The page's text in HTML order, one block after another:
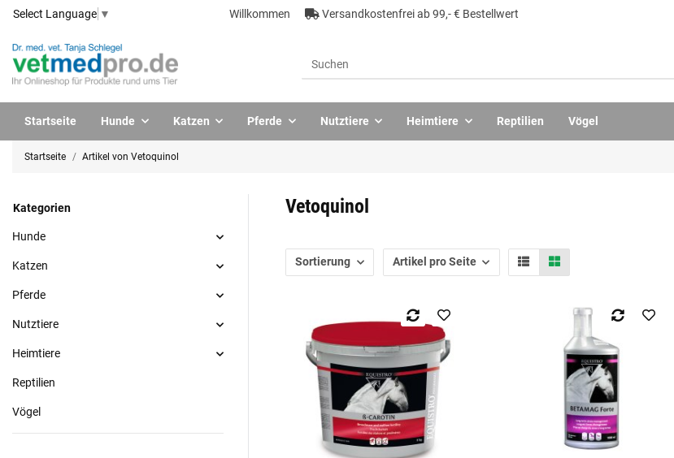
Select Language ▼ Willkommen Versandkostenfrei ab 99,- € Bestellwert
Hunde Katzen Pferde Nutztiere Heimtiere Reptilien Vögel
Startseite
Startseite Artikel von Vetoquinol
Vetoquinol
Sortierung Artikel pro Seite
Kategorien
Hunde
Katzen
Pferde
Nutztiere
Heimtiere
Reptilien
Vögel